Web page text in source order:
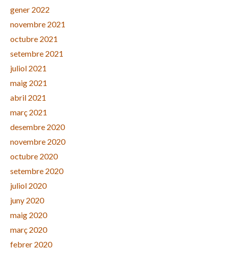
gener 2022
novembre 2021
octubre 2021
setembre 2021
juliol 2021
maig 2021
abril 2021
març 2021
desembre 2020
novembre 2020
octubre 2020
setembre 2020
juliol 2020
juny 2020
maig 2020
març 2020
febrer 2020